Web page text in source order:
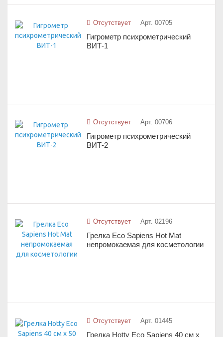
Отсутствует Арт. 00705
Гигрометр психрометрический
ВИТ-1
Отсутствует Арт. 00706
Гигрометр психрометрический
ВИТ-2
Отсутствует Арт. 02196
Грелка Eco Sapiens Hot Mat
непромокаемая для косметологии
Отсутствует Арт. 01445
Грелка Hotty Eco Sapiens 40 см x